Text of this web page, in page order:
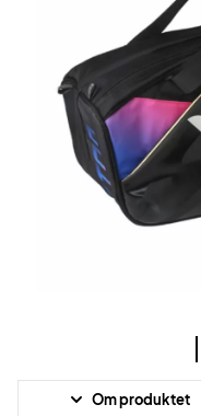
Om produktet